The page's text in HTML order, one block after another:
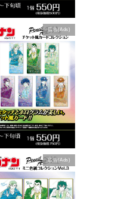
広告(Ads)
広告(Ads)